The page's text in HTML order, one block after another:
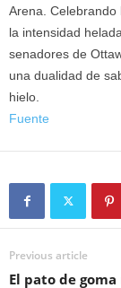
Arena.
la intensidad
senadores de
una dualidad de
hielo.
Fuente
Previous article
El pato de goma